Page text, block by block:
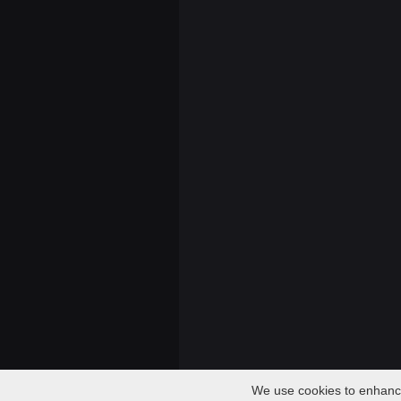
We use cookies to